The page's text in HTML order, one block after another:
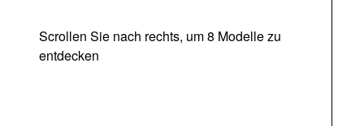
Scrollen Sie nach rechts, um 8 Modelle zu
entdecken